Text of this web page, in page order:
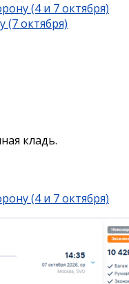
(4 и 7 октября)
(7 октября)
кладь.
(4 и 7 октября)